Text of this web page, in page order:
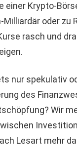
einer Krypto-
oder zu
rasch und
nur spekulativ
des
Wir
Lesart mehr